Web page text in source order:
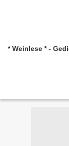
* Weinlese * -